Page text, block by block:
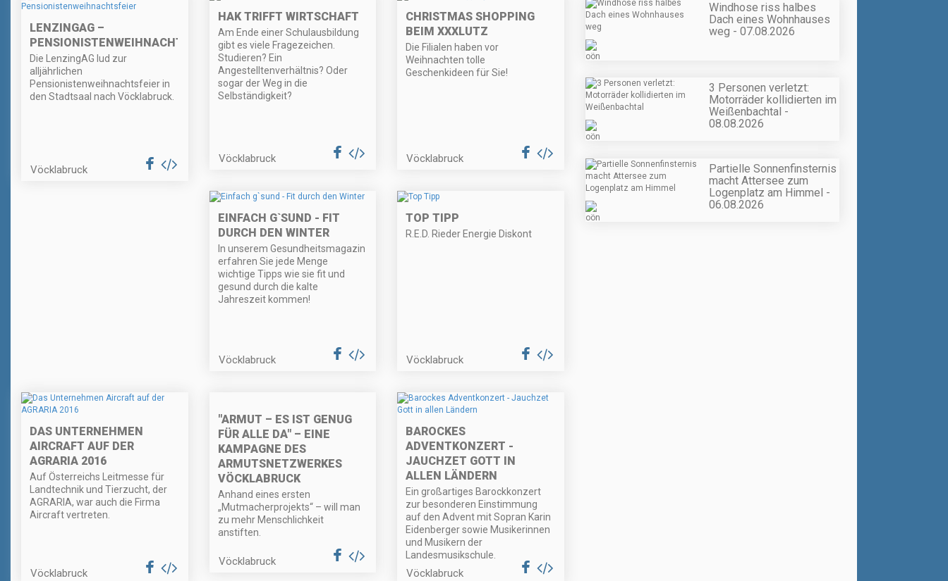
LENZINGAG –
PENSIONISTENWEIHNACHTSFEIER
Die LenzingAG lud zur
alljährlichen
Pensionistenweihnachtsfeier in
den Stadtsaal nach Vöcklabruck.
Vöcklabruck
HAK TRIFFT WIRTSCHAFT
Am Ende einer Schulausbildung
gibt es viele Fragezeichen.
Studieren? Ein
Angestelltenverhältnis? Oder
sogar der Weg in die
Selbständigkeit?
Vöcklabruck
CHRISTMAS SHOPPING
BEIM XXXLUTZ
Die Filialen haben vor
Weihnachten tolle
Geschenkideen für Sie!
Vöcklabruck
EINFACH G`SUND - FIT
DURCH DEN WINTER
In unserem Gesundheitsmagazin
erfahren Sie jede Menge
wichtige Tipps wie sie fit und
gesund durch die kalte
Jahreszeit kommen!
Vöcklabruck
TOP TIPP
R.E.D. Rieder Energie Diskont
Vöcklabruck
DAS UNTERNEHMEN
AIRCRAFT AUF DER
AGRARIA 2016
Auf Österreichs Leitmesse für
Landtechnik und Tierzucht, der
AGRARIA, war auch die Firma
Aircraft vertreten.
Vöcklabruck
"ARMUT – ES IST GENUG
FÜR ALLE DA" – EINE
KAMPAGNE DES
ARMUTSNETZWERKES
VÖCKLABRUCK
Anhand eines ersten
„Mutmacherprojekts“ – will man
zu mehr Menschlichkeit
anstiften.
Vöcklabruck
BAROCKES
ADVENTKONZERT -
JAUCHZET GOTT IN
ALLEN LÄNDERN
Ein großartiges Barockkonzert
zur besonderen Einstimmung
auf den Advent mit Sopran Karin
Eidenberger sowie Musikerinnen
und Musikern der
Landesmusikschule.
Vöcklabruck
Windhose riss halbes
Dach eines Wohnhauses
weg - 07.08.2026
3 Personen verletzt:
Motorräder kollidierten im
Weißenbachtal -
08.08.2026
Partielle Sonnenfinsternis
macht Attersee zum
Logenplatz am Himmel -
06.08.2026